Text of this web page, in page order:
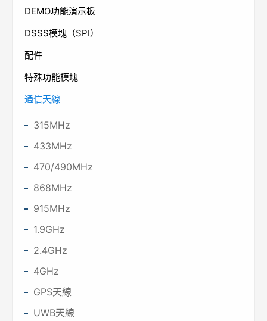
DEMO功能演示板
DSSS模塊（SPI）
配件
特殊功能模塊
通信天線
315MHz
433MHz
470/490MHz
868MHz
915MHz
1.9GHz
2.4GHz
4GHz
GPS天線
UWB天線